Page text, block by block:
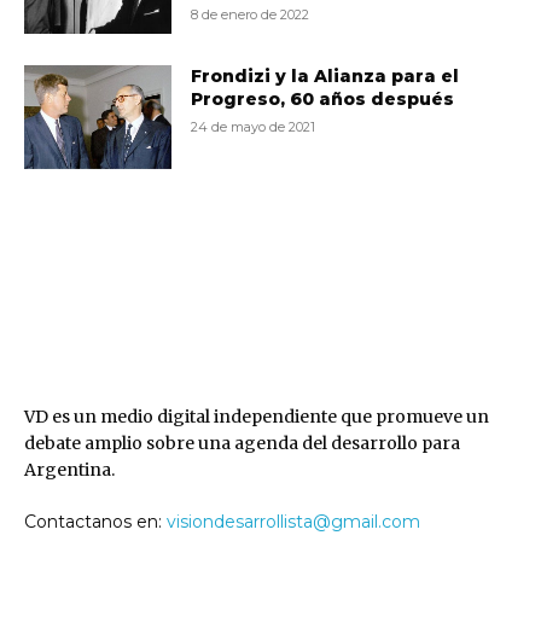
8 de enero de 2022
Frondizi y la Alianza para el
Progreso, 60 años después
24 de mayo de 2021
VD es un medio digital independiente que promueve un
debate amplio sobre una agenda del desarrollo para
Argentina.
Contactanos en: visiondesarrollista@gmail.com